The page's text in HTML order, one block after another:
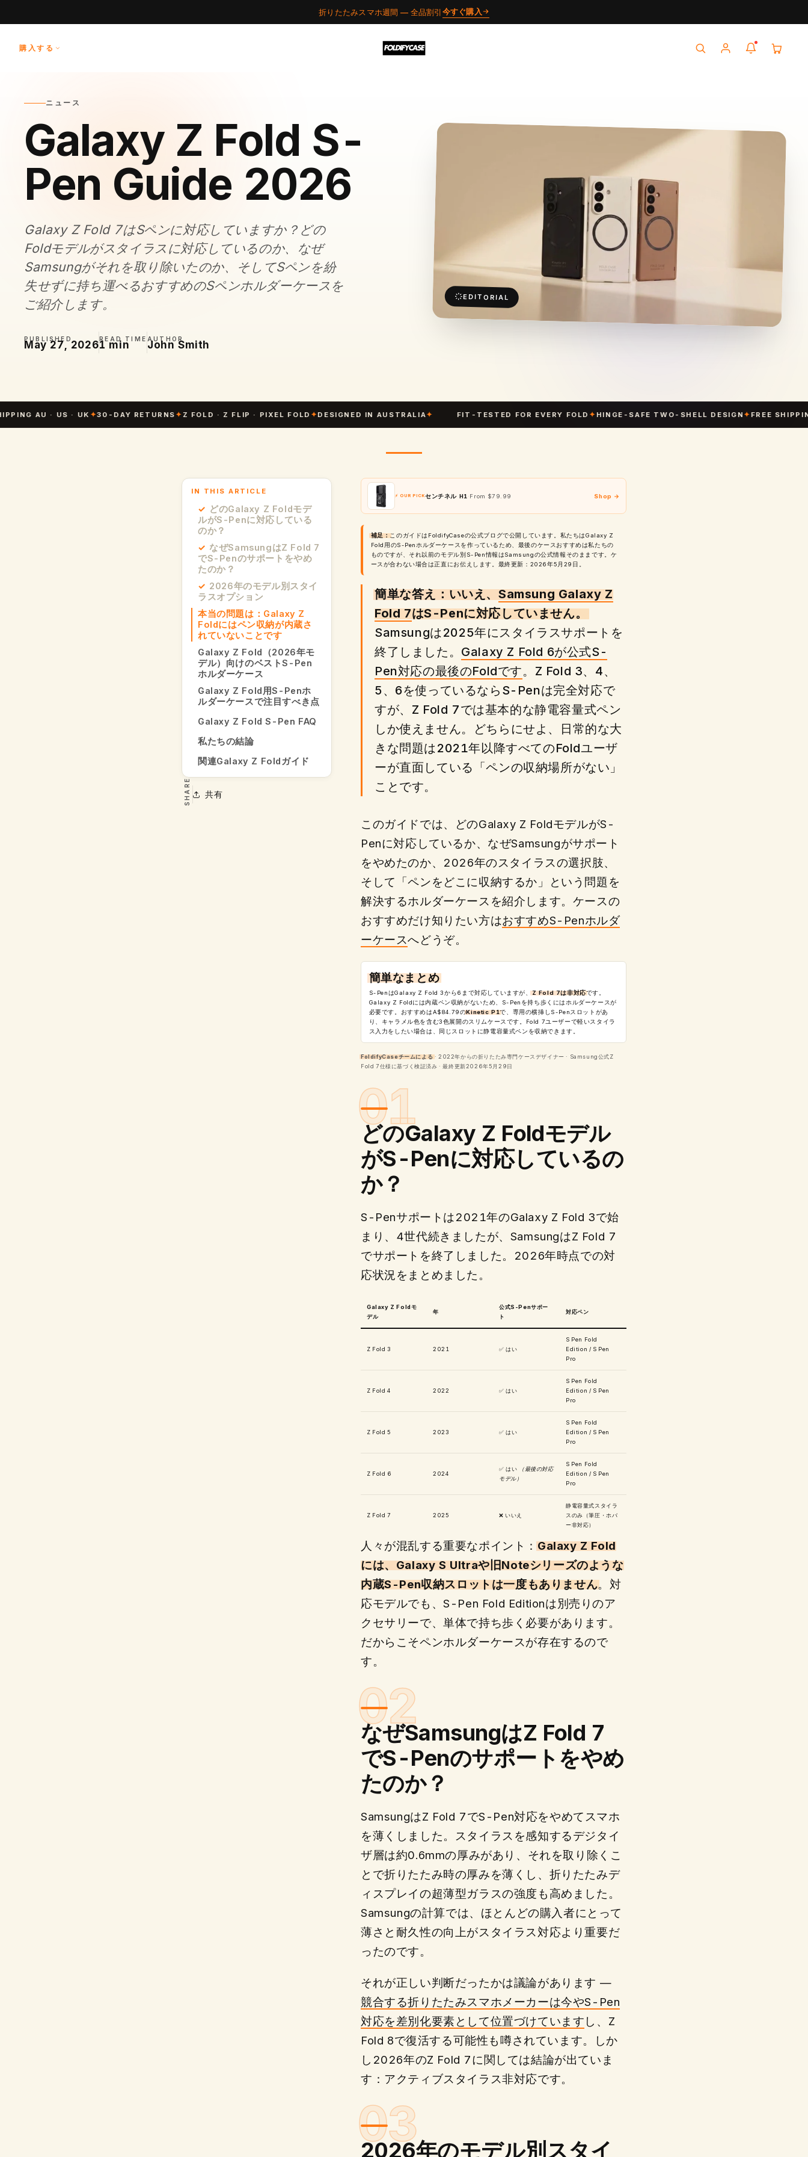
進む
VIEW CART
折りたたみスマホ週間 — 全品割引今すぐ購入
購入する
検
ア
カ
ニュース
Galaxy Z Fold S-
Pen Guide 2026
Galaxy Z Fold 7はSペンに対応していますか？どの
Foldモデルがスタイラスに対応しているのか、なぜ
Samsungがそれを取り除いたのか、そしてSペンを紛
失せずに持ち運べるおすすめのSペンホルダーケースを
ご紹介します。
PUBLISHED
May 27, 2026READ TIME
1 min AUTHOR
John Smith
EDITORIAL
AU · US · UK✦30-DAY RETURNS✦Z FOLD · Z FLIP · PIXEL FOLD✦DESIGNED IN AUSTRALIA✦ FIT-TESTED FOR EVERY FOLD✦ HINGE-SAFE TWO-SHELL DESIGN✦FREE SHIPPING AU
IN THIS ARTICLE
どのGalaxy Z Foldモデ
ルがS-Penに対応している
のか？
なぜSamsungはZ Fold 7
でS-Penのサポートをやめ
たのか？
2026年のモデル別スタイ
ラスオプション
本当の問題は：Galaxy Z
Foldにはペン収納が内蔵さ
れていないことです
Galaxy Z Fold（2026年モ
デル）向けのベストS-Pen
ホルダーケース
Galaxy Z Fold用S-Penホ
ルダーケースで注目すべき点
Galaxy Z Fold S-Pen FAQ
私たちの結論
関連Galaxy Z Foldガイド
SHARE 共有
⚡ OUR PICKセンチネル H1 ·From $79.99 Shop →
補足：このガイドはFoldifyCaseの公式ブログで公開しています。私たちはGalaxy Z
Fold用のS-Penホルダーケースを作っているため、最後のケースおすすめは私たちの
ものですが、それ以前のモデル別S-Pen情報はSamsungの公式情報そのままです。ケ
ースが合わない場合は正直にお伝えします。最終更新：2026年5月29日。
簡単な答え：いいえ、Samsung Galaxy Z
Fold 7はS-Penに対応していません。
Samsungは2025年にスタイラスサポートを
終了しました。 Galaxy Z Fold 6が公式S-
Pen対応の最後のFoldです。Z Fold 3、4、
5、6を使っているならS-Penは完全対応で
すが、Z Fold 7では基本的な静電容量式ペン
しか使えません。どちらにせよ、日常的な大
きな問題は2021年以降すべてのFoldユーザ
ーが直面している「ペンの収納場所がない」
ことです。
このガイドでは、どのGalaxy Z FoldモデルがS-
Penに対応しているか、なぜSamsungがサポート
をやめたのか、2026年のスタイラスの選択肢、
そして「ペンをどこに収納するか」という問題を
解決するホルダーケースを紹介します。ケースの
おすすめだけ知りたい方はおすすめS-Penホルダ
ーケースへどうぞ。
簡単なまとめ
S-PenはGalaxy Z Fold 3から6まで対応していますが、Z Fold 7は非対応です。
Galaxy Z Foldには内蔵ペン収納がないため、S-Penを持ち歩くにはホルダーケースが
必要です。おすすめはA$84.79のKinetic P1で、専用の横挿しS-Penスロットがあ
り、キャラメル色を含む3色展開のスリムケースです。Fold 7ユーザーで軽いスタイラ
ス入力をしたい場合は、同じスロットに静電容量式ペンを収納できます。
FoldifyCaseチームによる· 2022年からの折りたたみ専門ケースデザイナー · Samsung公式Z
Fold 7仕様に基づく検証済み · 最終更新2026年5月29日
どのGalaxy Z Foldモデル
がS-Penに対応しているの
か？
S-Penサポートは2021年のGalaxy Z Fold 3で始
まり、4世代続きましたが、SamsungはZ Fold 7
でサポートを終了しました。2026年時点での対
応状況をまとめました。
Galaxy Z Foldモ
デル
年
公式S-Penサポー
ト
対応ペン
Z Fold 3 2021 ✅ はい
S Pen Fold
Edition / S Pen
Pro
Z Fold 4 2022 ✅ はい
S Pen Fold
Edition / S Pen
Pro
Z Fold 5 2023 ✅ はい
S Pen Fold
Edition / S Pen
Pro
Z Fold 6 2024
✅ はい
（最後の対応
モデル）
S Pen Fold
Edition / S Pen
Pro
Z Fold 7 2025 ❌ いいえ
静電容量式スタイラ
スのみ（筆圧・ホバ
ー非対応）
人々が混乱する重要なポイント：Galaxy Z Fold
には、Galaxy S Ultraや旧Noteシリーズのような
内蔵S-Pen収納スロットは一度もありません。対
応モデルでも、S-Pen Fold Editionは別売りのア
クセサリーで、単体で持ち歩く必要があります。
だからこそペンホルダーケースが存在するので
す。
なぜSamsungはZ Fold 7
でS-Penのサポートをやめ
たのか？
SamsungはZ Fold 7でS-Pen対応をやめてスマホ
を薄くしました。スタイラスを感知するデジタイ
ザ層は約0.6mmの厚みがあり、それを取り除くこ
とで折りたたみ時の厚みを薄くし、折りたたみデ
ィスプレイの超薄型ガラスの強度も高めました。
Samsungの計算では、ほとんどの購入者にとって
薄さと耐久性の向上がスタイラス対応より重要だ
ったのです。
それが正しい判断だったかは議論があります —
競合する折りたたみスマホメーカーは今やS-Pen
対応を差別化要素として位置づけています し、Z
Fold 8で復活する可能性も噂されています。しか
し2026年のZ Fold 7に関しては結論が出ていま
す：アクティブスタイラス非対応です。
2026年のモデル別スタイ